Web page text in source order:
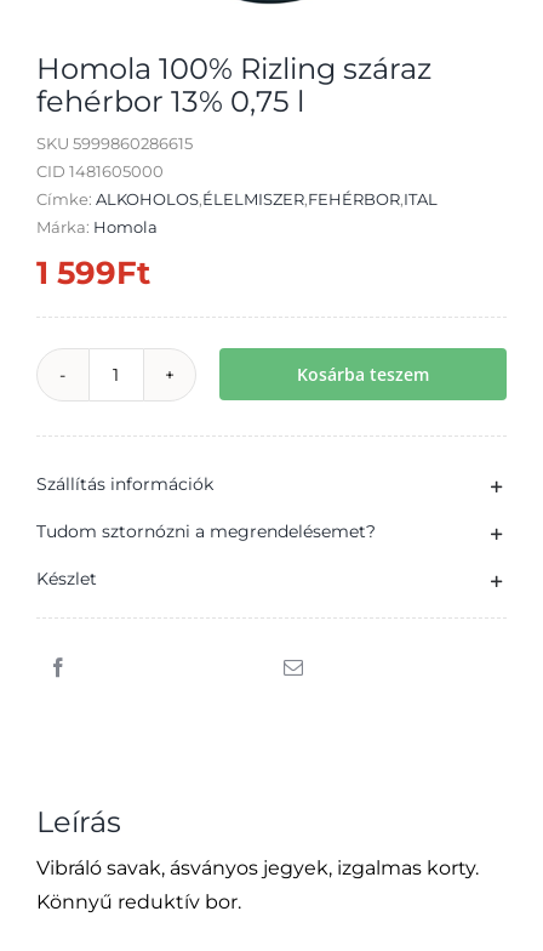
Homola 100% Rizling száraz
fehérbor 13% 0,75 l
SKU 5999860286615
CID 1481605000
Címke: ALKOHOLOS,ÉLELMISZER,FEHÉRBOR,ITAL
Márka: Homola
1 599Ft
Homola
száraz
fehérbor
Kosárba teszem
Szállítás információk
Tudom sztornózni a megrendelésemet?
Készlet
Leírás
Vibráló savak, ásványos jegyek, izgalmas korty.
Könnyű reduktív bor.